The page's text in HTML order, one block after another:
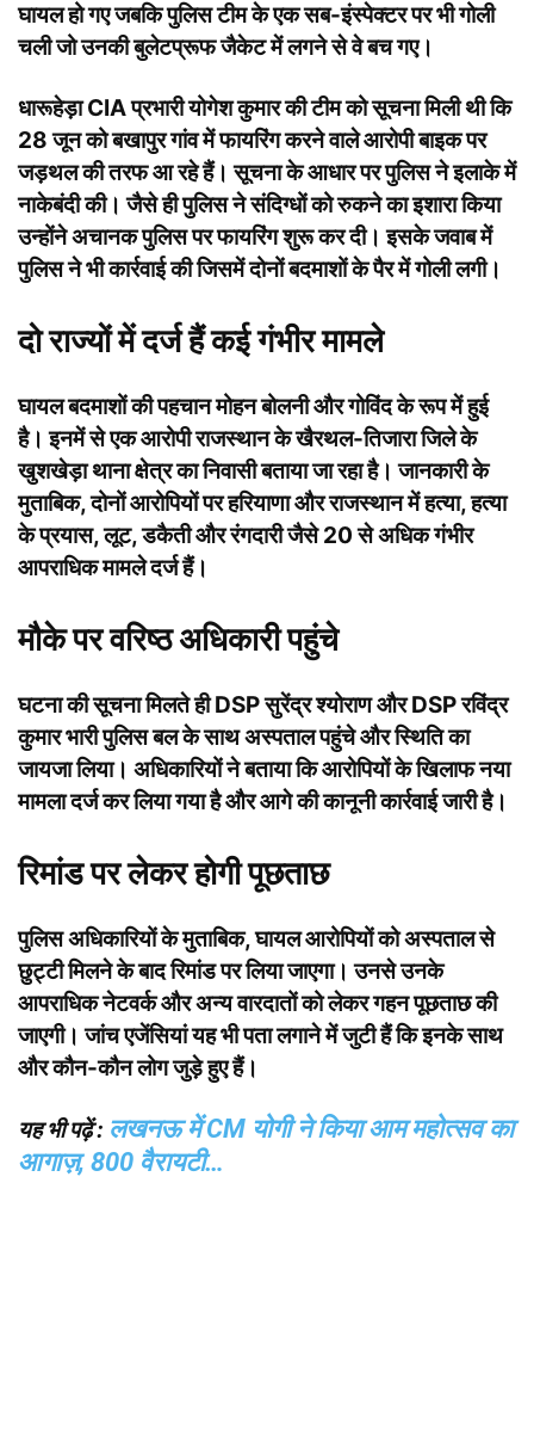
घायल हो गए जबकि पुलिस टीम के एक सब-इंस्पेक्टर पर भी गोली
चली जो उनकी बुलेटप्रूफ जैकेट में लगने से वे बच गए।
धारूहेड़ा CIA प्रभारी योगेश कुमार की टीम को सूचना मिली थी कि
28 जून को बखापुर गांव में फायरिंग करने वाले आरोपी बाइक पर
जड़थल की तरफ आ रहे हैं। सूचना के आधार पर पुलिस ने इलाके में
नाकेबंदी की। जैसे ही पुलिस ने संदिग्धों को रुकने का इशारा किया
उन्होंने अचानक पुलिस पर फायरिंग शुरू कर दी। इसके जवाब में
पुलिस ने भी कार्रवाई की जिसमें दोनों बदमाशों के पैर में गोली लगी।
दो राज्यों में दर्ज हैं कई गंभीर मामले
घायल बदमाशों की पहचान मोहन बोलनी और गोविंद के रूप में हुई
है। इनमें से एक आरोपी राजस्थान के खैरथल-तिजारा जिले के
खुशखेड़ा थाना क्षेत्र का निवासी बताया जा रहा है। जानकारी के
मुताबिक, दोनों आरोपियों पर हरियाणा और राजस्थान में हत्या, हत्या
के प्रयास, लूट, डकैती और रंगदारी जैसे 20 से अधिक गंभीर
आपराधिक मामले दर्ज हैं।
मौके पर वरिष्ठ अधिकारी पहुंचे
घटना की सूचना मिलते ही DSP सुरेंद्र श्योराण और DSP रविंद्र
कुमार भारी पुलिस बल के साथ अस्पताल पहुंचे और स्थिति का
जायजा लिया। अधिकारियों ने बताया कि आरोपियों के खिलाफ नया
मामला दर्ज कर लिया गया है और आगे की कानूनी कार्रवाई जारी है।
रिमांड पर लेकर होगी पूछताछ
पुलिस अधिकारियों के मुताबिक, घायल आरोपियों को अस्पताल से
छुट्टी मिलने के बाद रिमांड पर लिया जाएगा। उनसे उनके
आपराधिक नेटवर्क और अन्य वारदातों को लेकर गहन पूछताछ की
जाएगी। जांच एजेंसियां यह भी पता लगाने में जुटी हैं कि इनके साथ
और कौन-कौन लोग जुड़े हुए हैं।
यह भी पढ़ें : लखनऊ में CM योगी ने किया आम महोत्सव का
आगाज़, 800 वैरायटी…